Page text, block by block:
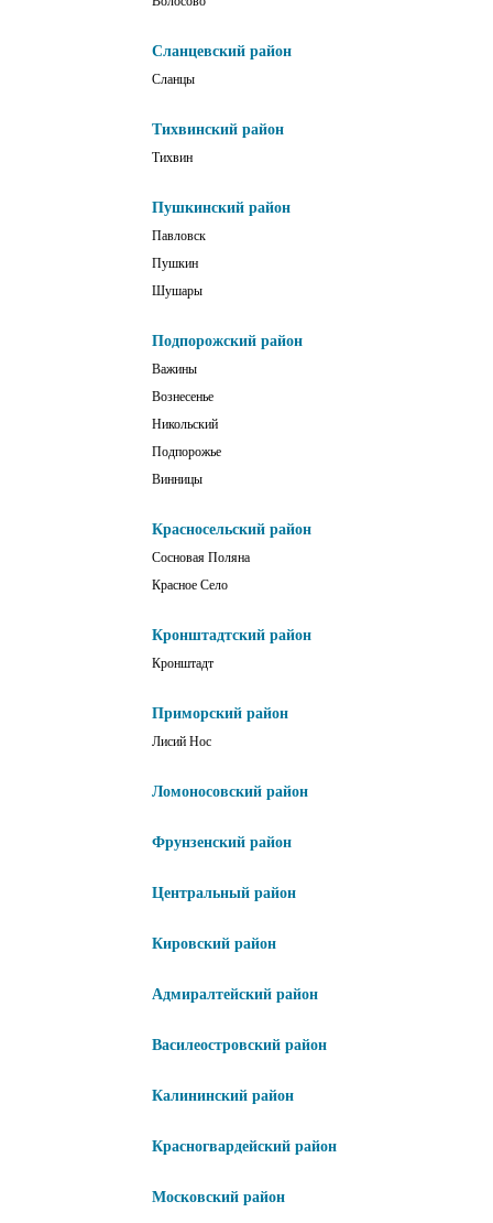
Сланцевский район
Сланцы
Тихвинский район
Тихвин
Пушкинский район
Павловск
Пушкин
Шушары
Подпорожский район
Важины
Вознесенье
Никольский
Подпорожье
Винницы
Красносельский район
Сосновая Поляна
Красное Село
Кронштадтский район
Кронштадт
Приморский район
Лисий Нос
Ломоносовский район
Фрунзенский район
Центральный район
Кировский район
Адмиралтейский район
Василеостровский район
Калининский район
Красногвардейский район
Московский район